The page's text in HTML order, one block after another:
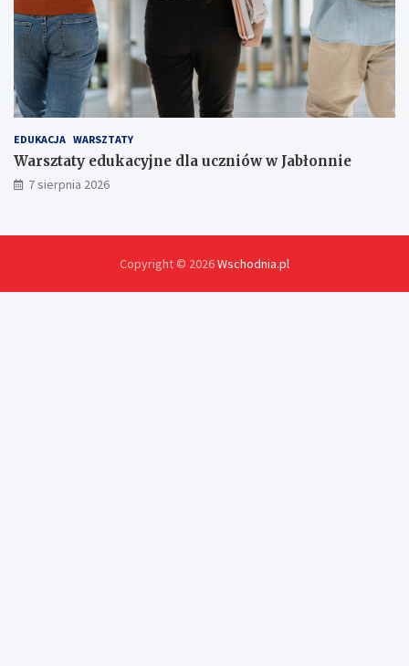
EDUKACJA WARSZTATY
Warsztaty edukacyjne dla uczniów w Jabłonnie
7 sierpnia 2026
Copyright © 2026Wschodnia.pl